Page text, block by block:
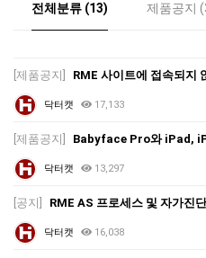
전체분류 (13) 제품공지
[제품공지] RME 사이트에 접속되지 않
닥터캣 17,133
[제품공지] Babyface Pro와 iPad, iPhone 연결 시 점검
닥터캣 13,297
[공지] RME AS 프로세스 및 자가진
닥터캣 16,038